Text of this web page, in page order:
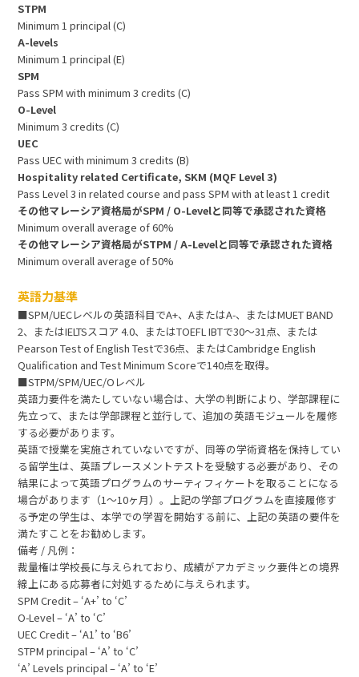
STPM
Minimum 1 principal (C)
A-levels
Minimum 1 principal (E)
SPM
Pass SPM with minimum 3 credits (C)
O-Level
Minimum 3 credits (C)
UEC
Pass UEC with minimum 3 credits (B)
Hospitality related Certificate, SKM (MQF Level 3)
Pass Level 3 in related course and pass SPM with at least 1 credit
その他マレーシア資格局がSPM / O-Levelと同等で承認された資格
Minimum overall average of 60%
その他マレーシア資格局がSTPM / A-Levelと同等で承認された資格
Minimum overall average of 50%
英語力基準
■SPM/UECレベルの英語科目でA+、AまたはA-、またはMUET BAND
2、またはIELTSスコア 4.0、またはTOEFL IBTで30～31点、または
Pearson Test of English Testで36点、またはCambridge English
Qualification and Test Minimum Scoreで140点を取得。
■STPM/SPM/UEC/Oレベル
英語力要件を満たしていない場合は、大学の判断により、学部課程に
先立って、または学部課程と並行して、追加の英語モジュールを履修
する必要があります。
英語で授業を実施されていないですが、同等の学術資格を保持してい
る留学生は、英語プレースメントテストを受験する必要があり、その
結果によって英語プログラムのサーティフィケートを取ることになる
場合があります（1～10ヶ月）。上記の学部プログラムを直接履修す
る予定の学生は、本学での学習を開始する前に、上記の英語の要件を
満たすことをお勧めします。
備考 / 凡例：
裁量権は学校長に与えられており、成績がアカデミック要件との境界
線上にある応募者に対処するために与えられます。
SPM Credit – ‘A+’ to ‘C’
O-Level – ‘A’ to ‘C’
UEC Credit – ‘A1’ to ‘B6’
STPM principal – ‘A’ to ‘C’
‘A’ Levels principal – ‘A’ to ‘E’